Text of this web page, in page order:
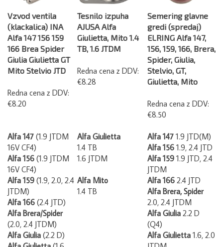
Vzvod ventila
(klackalica) INA
Alfa 147 156 159
166 Brea Spider
Giulia Giulietta GT
Mito Stelvio JTD
Redna cena z DDV:
€8.20
Tesnilo izpuha
AJUSA Alfa
Giulietta, Mito 1.4
TB, 1.6 JTDM
Redna cena z DDV:
€8.28
Semering glavne
gredi (spredaj)
ELRING Alfa 147,
156, 159, 166, Brera,
Spider, Giulia,
Stelvio, GT,
Giulietta, Mito
Redna cena z DDV:
€8.50
Alfa 147 (1.9 JTDM
16V CF4)
Alfa 156(1.9 JTDM
16V CF4)
Alfa 159(1.9, 2.0, 2.4
JTDM)
Alfa 166 (2.4 JTD)
Alfa Brera/Spider
(2.0, 2.4 JTDM)
Alfa Giulia (2.2 D)
Alfa Giulietta (1.6,
Alfa Giulietta
1.4 TB
1.6 JTDM
Alfa Mito
1.4 TB
Alfa 147 1.9 JTD(M)
Alfa 156 1.9, 2.4 JTD
Alfa 159 1.9 JTD, 2.4
JTDM
Alfa 166 2.4 JTD
Alfa Brera, Spider
2.0, 2.4 JTDM
Alfa Giulia 2.2 D
(Q4)
Alfa Giulietta 1.6, 2.0
JTDM